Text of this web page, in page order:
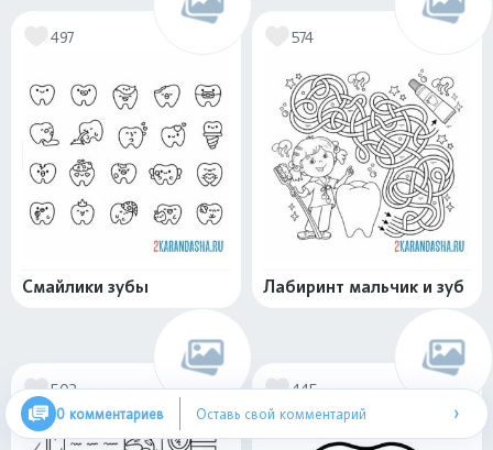
497
Смайлики зубы
574
Лабиринт мальчик и зуб
502 445
0 комментариев Оставь свой комментарий ›